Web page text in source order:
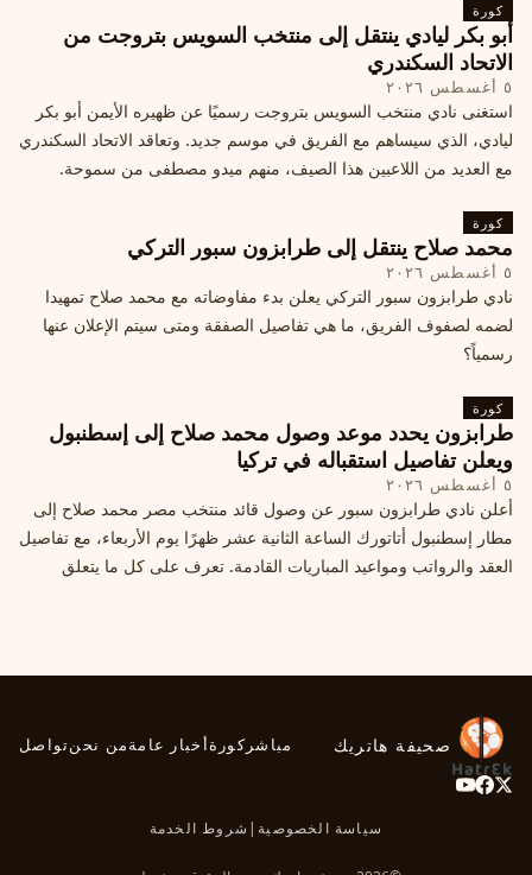
كورة
أبو بكر ليادي ينتقل إلى منتخب السويس بتروجت من
الاتحاد السكندري
٥ أغسطس ٢٠٢٦
استغنى نادي منتخب السويس بتروجت رسميًا عن ظهيره الأيمن أبو بكر
ليادي، الذي سيساهم مع الفريق في موسم جديد. وتعاقد الاتحاد السكندري
مع العديد من اللاعبين هذا الصيف، منهم ميدو مصطفى من سموحة.
كورة
محمد صلاح ينتقل إلى طرابزون سبور التركي
٥ أغسطس ٢٠٢٦
نادي طرابزون سبور التركي يعلن بدء مفاوضاته مع محمد صلاح تمهيدا
لضمه لصفوف الفريق، ما هي تفاصيل الصفقة ومتى سيتم الإعلان عنها
رسمياً؟
كورة
طرابزون يحدد موعد وصول محمد صلاح إلى إسطنبول
ويعلن تفاصيل استقباله في تركيا
٥ أغسطس ٢٠٢٦
أعلن نادي طرابزون سبور عن وصول قائد منتخب مصر محمد صلاح إلى
مطار إسطنبول أتاتورك الساعة الثانية عشر ظهرًا يوم الأربعاء، مع تفاصيل
العقد والرواتب ومواعيد المباريات القادمة. تعرف على كل ما يتعلق
صحيفة هاتريك مباشر كورةأخبار عامةمن نحنتواصل
سياسة الخصوصية | شروط الخدمة